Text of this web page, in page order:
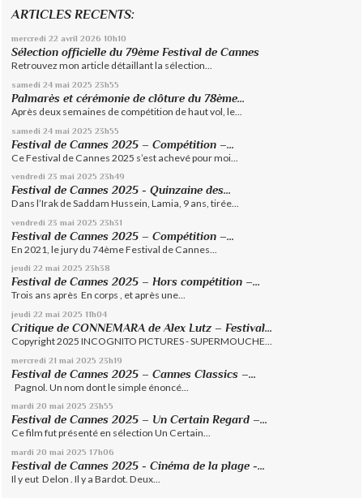
ARTICLES RECENTS:
mercredi 22 avril 2026 10h10
Sélection officielle du 79ème Festival de Cannes
Retrouvez mon article détaillant la sélection...
samedi 24 mai 2025 23h55
Palmarès et cérémonie de clôture du 78ème...
Après deux semaines de compétition de haut vol, le...
samedi 24 mai 2025 23h55
Festival de Cannes 2025 – Compétition –...
Ce Festival de Cannes 2025 s’est achevé pour moi...
vendredi 23 mai 2025 23h49
Festival de Cannes 2025 - Quinzaine des...
Dans l’Irak de Saddam Hussein, Lamia, 9 ans, tirée...
vendredi 23 mai 2025 23h31
Festival de Cannes 2025 – Compétition –...
En 2021, le jury du 74ème Festival de Cannes...
jeudi 22 mai 2025 23h38
Festival de Cannes 2025 – Hors compétition –...
Trois ans après En corps , et après une...
jeudi 22 mai 2025 11h04
Critique de CONNEMARA de Alex Lutz – Festival...
Copyright 2025 INCOGNITO PICTURES - SUPERMOUCHE...
mercredi 21 mai 2025 23h19
Festival de Cannes 2025 – Cannes Classics –...
Pagnol. Un nom dont le simple énoncé...
mardi 20 mai 2025 23h55
Festival de Cannes 2025 – Un Certain Regard –...
Ce film fut présenté en sélection Un Certain...
mardi 20 mai 2025 17h06
Festival de Cannes 2025 - Cinéma de la plage -...
Il y eut Delon . Il y a Bardot. Deux...